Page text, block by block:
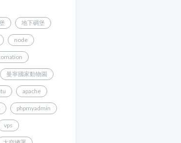
地下碉堡
node
曼寧國家動物園
apache
phpmyadmin
vps